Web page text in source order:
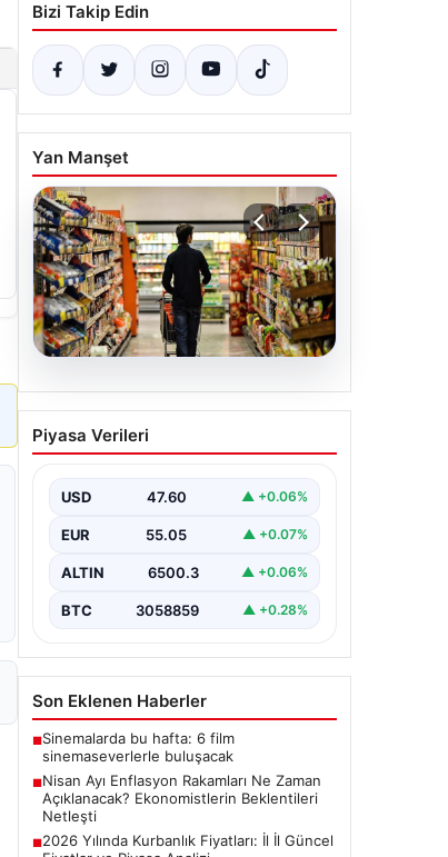
Bizi Takip Edin
Yan Manşet
Nisan Ayı Enflasyon
Rakamları Ne Zaman
Ekonomistlerin
Beklentileri Netleşti
tarafından açıklanacak nisan ayı
başladı.…
Piyasa Verileri
USD 47.60 ▲ +0.06%
EUR 55.05 ▲ +0.07%
ALTIN 6500.3 ▲ +0.06%
BTC 3058859 ▲ +0.28%
Son Eklenen Haberler
■Sinemalarda bu hafta: 6 film
sinemaseverlerle buluşacak
■Nisan Ayı Enflasyon Rakamları Ne Zaman
Açıklanacak? Ekonomistlerin Beklentileri
Netleşti
■2026 Yılında Kurbanlık Fiyatları: İl İl Güncel